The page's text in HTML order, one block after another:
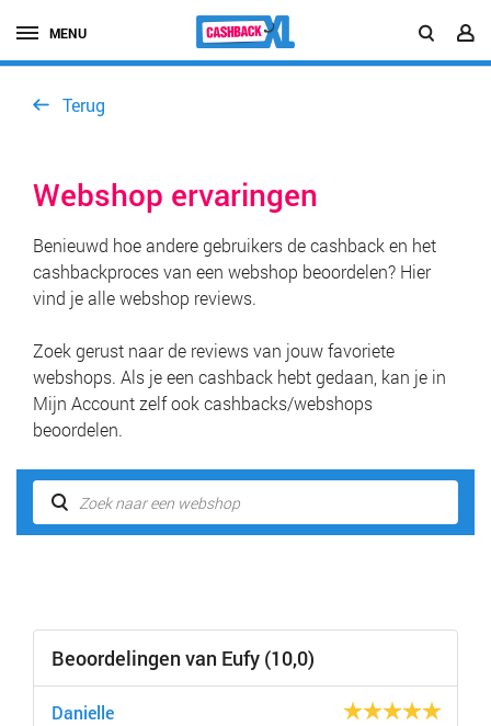
MENU
Terug
Webshop ervaringen
Benieuwd hoe andere gebruikers de cashback en het
cashbackproces van een webshop beoordelen? Hier
vind je alle webshop reviews.
Zoek gerust naar de reviews van jouw favoriete
webshops. Als je een cashback hebt gedaan, kan je in
Mijn Account zelf ook cashbacks/webshops
beoordelen.
Beoordelingen van Eufy (10,0)
Danielle